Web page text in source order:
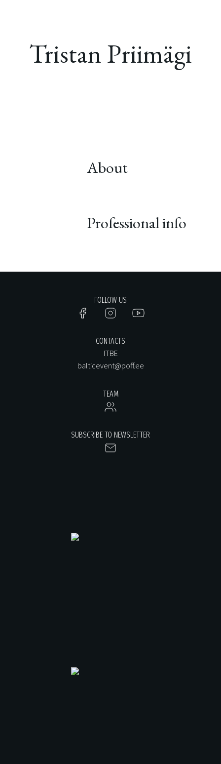
Tristan Priimägi
About
Professional info
FOLLOW US
CONTACTS
ITBE
balticevent@poff.ee
TEAM
SUBSCRIBE TO NEWSLETTER